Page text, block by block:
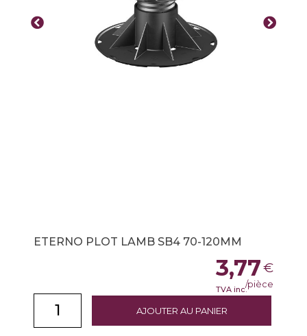
ETERNO PLOT LAMB SB4 70-120MM
AJOUTER AU PANIER
3,77€
TVA inc./pièce